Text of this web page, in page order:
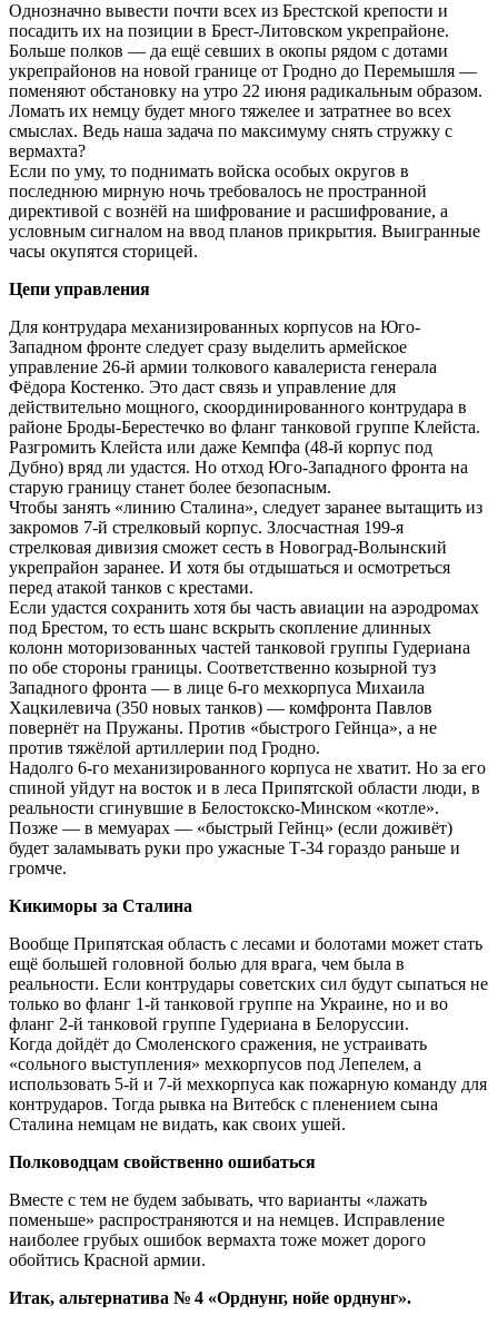
Однозначно вывести почти всех из Брестской крепости и
посадить их на позиции в Брест-Литовском укрепрайоне.
Больше полков — да ещё севших в окопы рядом с дотами
укрепрайонов на новой границе от Гродно до Перемышля —
поменяют обстановку на утро 22 июня радикальным образом.
Ломать их немцу будет много тяжелее и затратнее во всех
смыслах. Ведь наша задача по максимуму снять стружку с
вермахта?
Если по уму, то поднимать войска особых округов в
последнюю мирную ночь требовалось не пространной
директивой с вознёй на шифрование и расшифрование, а
условным сигналом на ввод планов прикрытия. Выигранные
часы окупятся сторицей.
Цепи управления
Для контрудара механизированных корпусов на Юго-
Западном фронте следует сразу выделить армейское
управление 26-й армии толкового кавалериста генерала
Фёдора Костенко. Это даст связь и управление для
действительно мощного, скоординированного контрудара в
районе Броды-Берестечко во фланг танковой группе Клейста.
Разгромить Клейста или даже Кемпфа (48-й корпус под
Дубно) вряд ли удастся. Но отход Юго-Западного фронта на
старую границу станет более безопасным.
Чтобы занять «линию Сталина», следует заранее вытащить из
закромов 7-й стрелковый корпус. Злосчастная 199-я
стрелковая дивизия сможет сесть в Новоград-Волынский
укрепрайон заранее. И хотя бы отдышаться и осмотреться
перед атакой танков с крестами.
Если удастся сохранить хотя бы часть авиации на аэродромах
под Брестом, то есть шанс вскрыть скопление длинных
колонн моторизованных частей танковой группы Гудериана
по обе стороны границы. Соответственно козырной туз
Западного фронта — в лице 6-го мехкорпуса Михаила
Хацкилевича (350 новых танков) — комфронта Павлов
повернёт на Пружаны. Против «быстрого Гейнца», а не
против тяжёлой артиллерии под Гродно.
Надолго 6-го механизированного корпуса не хватит. Но за его
спиной уйдут на восток и в леса Припятской области люди, в
реальности сгинувшие в Белостокско-Минском «котле».
Позже — в мемуарах — «быстрый Гейнц» (если доживёт)
будет заламывать руки про ужасные Т-34 гораздо раньше и
громче.
Кикиморы за Сталина
Вообще Припятская область с лесами и болотами может стать
ещё большей головной болью для врага, чем была в
реальности. Если контрудары советских сил будут сыпаться не
только во фланг 1-й танковой группе на Украине, но и во
фланг 2-й танковой группе Гудериана в Белоруссии.
Когда дойдёт до Смоленского сражения, не устраивать
«сольного выступления» мехкорпусов под Лепелем, а
использовать 5-й и 7-й мехкорпуса как пожарную команду для
контрударов. Тогда рывка на Витебск с пленением сына
Сталина немцам не видать, как своих ушей.
Полководцам свойственно ошибаться
Вместе с тем не будем забывать, что варианты «лажать
поменьше» распространяются и на немцев. Исправление
наиболее грубых ошибок вермахта тоже может дорого
обойтись Красной армии.
Итак, альтернатива № 4 «Орднунг, нойе орднунг».